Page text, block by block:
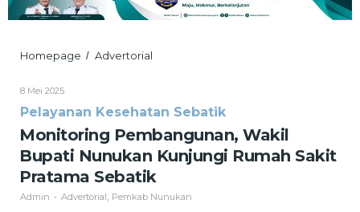
Homepage / Advertorial
Nunukan
Kunjungi
Rumah
Sakit
Sebatik
8 Mei 2025Oleh
Pelayanan Kesehatan Sebatik
Monitoring Pembangunan, Wakil
Bupati Nunukan Kunjungi Rumah Sakit
Pratama Sebatik
Admin - Advertorial Pemkab Nunukan